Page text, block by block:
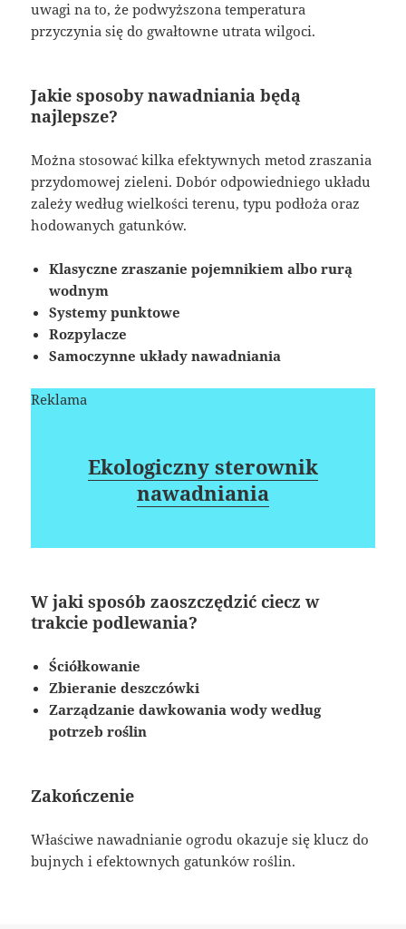
uwagi na to, że podwyższona temperatura
przyczynia się do gwałtowne utrata wilgoci.
Jakie sposoby nawadniania będą
najlepsze?
Można stosować kilka efektywnych metod zraszania
przydomowej zieleni. Dobór odpowiedniego układu
zależy według wielkości terenu, typu podłoża oraz
hodowanych gatunków.
Klasyczne zraszanie pojemnikiem albo rurą
wodnym
Systemy punktowe
Rozpylacze
Samoczynne układy nawadniania
Reklama
Ekologiczny sterownik
nawadniania
W jaki sposób zaoszczędzić ciecz w
trakcie podlewania?
Ściółkowanie
Zbieranie deszczówki
Zarządzanie dawkowania wody według
potrzeb roślin
Zakończenie
Właściwe nawadnianie ogrodu okazuje się klucz do
bujnych i efektownych gatunków roślin.